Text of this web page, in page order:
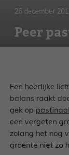
26 december
Peer
Een heerlijke
balans raakt
gek op
een vergeten
zolang het nog
groente niet zo